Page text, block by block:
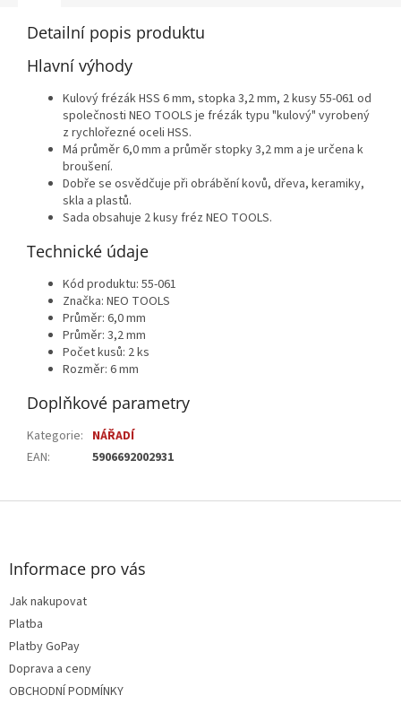
Detailní popis produktu
Hlavní výhody
Kulový frézák HSS 6 mm, stopka 3,2 mm, 2 kusy 55-061 od
společnosti NEO TOOLS je frézák typu "kulový" vyrobený
z rychlořezné oceli HSS.
Má průměr 6,0 mm a průměr stopky 3,2 mm a je určena k
broušení.
Dobře se osvědčuje při obrábění kovů, dřeva, keramiky,
skla a plastů.
Sada obsahuje 2 kusy fréz NEO TOOLS.
Technické údaje
Kód produktu: 55-061
Značka: NEO TOOLS
Průměr: 6,0 mm
Průměr: 3,2 mm
Počet kusů: 2 ks
Rozměr: 6 mm
Doplňkové parametry
Kategorie: NÁŘADÍ
EAN: 5906692002931
Z
Informace pro vás
Jak nakupovat
Platba
Platby GoPay
Doprava a ceny
OBCHODNÍ PODMÍNKY